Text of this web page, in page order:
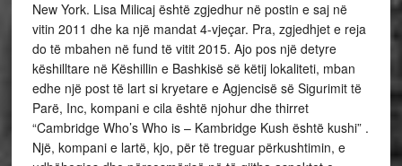
New York. Lisa Milicaj është zgjedhur në postin e saj në
vitin 2011 dhe ka një mandat 4-vjeçar. Pra, zgjedhjet e reja
do të mbahen në fund të vitit 2015. Ajo pos një detyre
këshilltare në Këshillin e Bashkisë së këtij lokaliteti, mban
edhe një post të lart si kryetare e Agjencisë së Sigurimit të
Parë, Inc, kompani e cila është njohur dhe thirret
“Cambridge Who’s Who is – Kambridge Kush është kushi” .
Një, kompani e lartë, kjo, për të treguar përkushtimin, e